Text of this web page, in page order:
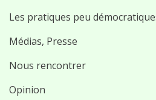
Les pratiques peu
Médias, Presse
Nous rencontrer
Opinion